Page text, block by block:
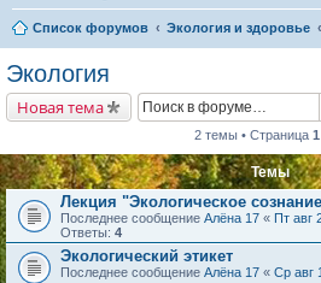
Список форумов Экология и здоровье
Экология
Новая тема
2 темы • Страница 1
Темы
Лекция "Экологическое
Последнее сообщение Алёна 17 « Пт авг
Ответы: 4
Экологический этикет
Последнее сообщение Алёна 17 « Ср авг